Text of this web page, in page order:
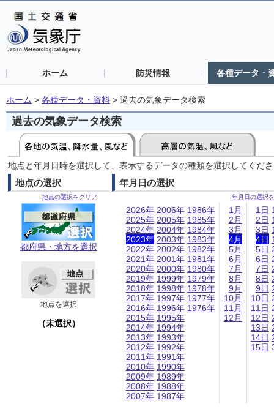
ホーム 防災情報 各種データ・
ホーム > 各種データ・資料 > 過去の気象データ検索
過去の気象データ検索
地点と年月日時を選択して、表示するデータの種類を選択してくだ
地点の選択
地点の選択をクリア
都府県・地方を選択
地点を選択
（未選択）
年月日の選択
年月日の選択
2026年
2025年
2024年
2023年
2022年
2021年
2020年
2019年
2018年
2017年
2016年
2015年
2014年
2013年
2012年
2011年
2010年
2009年
2008年
2007年
2006年
2005年
2004年
2003年
2002年
2001年
2000年
1999年
1998年
1997年
1996年
1995年
1994年
1993年
1992年
1991年
1990年
1989年
1988年
1987年
1986年
1985年
1984年
1983年
1982年
1981年
1980年
1979年
1978年
1977年
1976年
1月
2月
3月
4月
5月
6月
7月
8月
9月
10月
11月
12月
1日
2日
3日
4日
5日
6日
7日
8日
9日
10日
11日
12日
13日
14日
15日